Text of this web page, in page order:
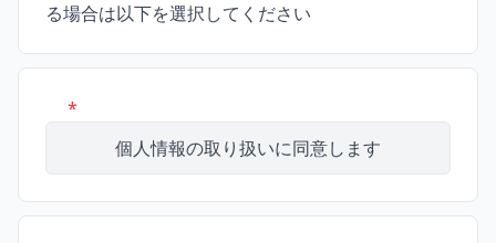
る場合は以下を選択してください
*
個人情報の取り扱いに同意します